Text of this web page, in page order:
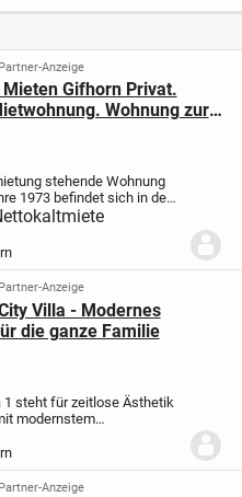
Partner-Anzeige
Mieten Gifhorn Privat.
Wohnung zur
stehende Wohnung
1973 befindet sich in dem
Gamsen, welcher zur
kann ab dem
Partner-Anzeige
Villa - Modernes
die ganze Familie
1 steht für zeitlose Ästhetik
modernstem
zu gemütlichen Abenden
oder geselligen Treffen
Partner-Anzeige